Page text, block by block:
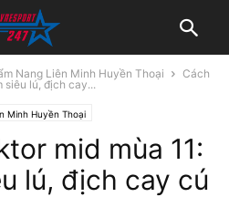
Nang Liên Minh Huyền Thoại
Cách
siêu lú, địch cay...
Minh Huyền Thoại
mid mùa 11:
lú, địch cay cú